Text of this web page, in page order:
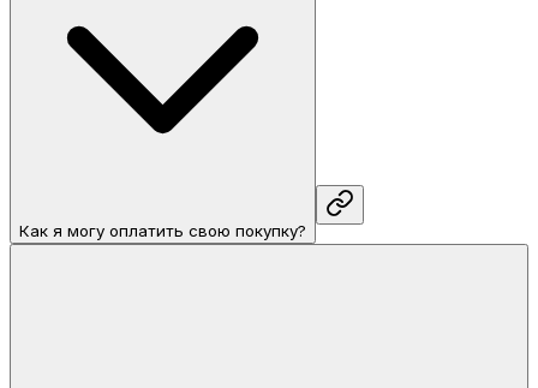
Как я могу оплатить свою покупку?